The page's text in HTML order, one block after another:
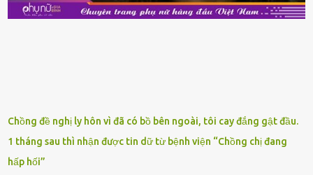
ⱪhay ⱪhá ᵭẹp mắt. Với loại này, chúng ta chỉ cần mua vḕ và sử dụng
Chồng đề nghị ly hôn vì đã có bồ bên ngoài, tôi cay đắng gật đầu.
1 tháng sau thì nhận được tin dữ từ bệnh viện “Chồng chị đang
hấp hối”